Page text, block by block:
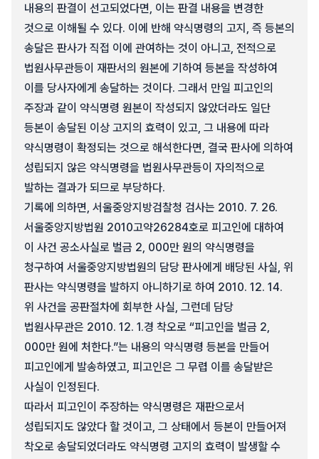
내용의 판결이 선고되었다면, 이는 판결 내용을 변경한
것으로 이해될 수 있다. 이에 반해 약식명령의 고지, 즉 등본의
송달은 판사가 직접 이에 관여하는 것이 아니고, 전적으로
법원사무관등이 재판서의 원본에 기하여 등본을 작성하여
이를 당사자에게 송달하는 것이다. 그래서 만일 피고인의
주장과 같이 약식명령 원본이 작성되지 않았더라도 일단
등본이 송달된 이상 고지의 효력이 있고, 그 내용에 따라
약식명령이 확정되는 것으로 해석한다면, 결국 판사에 의하여
성립되지 않은 약식명령을 법원사무관등이 자의적으로
발하는 결과가 되므로 부당하다.
기록에 의하면, 서울중앙지방검찰청 검사는 2010. 7. 26.
서울중앙지방법원 2010고약26284호로 피고인에 대하여
이 사건 공소사실로 벌금 2, 000만 원의 약식명령을
청구하여 서울중앙지방법원의 담당 판사에게 배당된 사실, 위
판사는 약식명령을 발하지 아니하기로 하여 2010. 12. 14.
위 사건을 공판절차에 회부한 사실, 그런데 담당
법원사무관은 2010. 12. 1.경 착오로 “피고인을 벌금 2,
000만 원에 처한다.”는 내용의 약식명령 등본을 만들어
피고인에게 발송하였고, 피고인은 그 무렵 이를 송달받은
사실이 인정된다.
따라서 피고인이 주장하는 약식명령은 재판으로서
성립되지도 않았다 할 것이고, 그 상태에서 등본이 만들어져
착오로 송달되었더라도 약식명령 고지의 효력이 발생할 수